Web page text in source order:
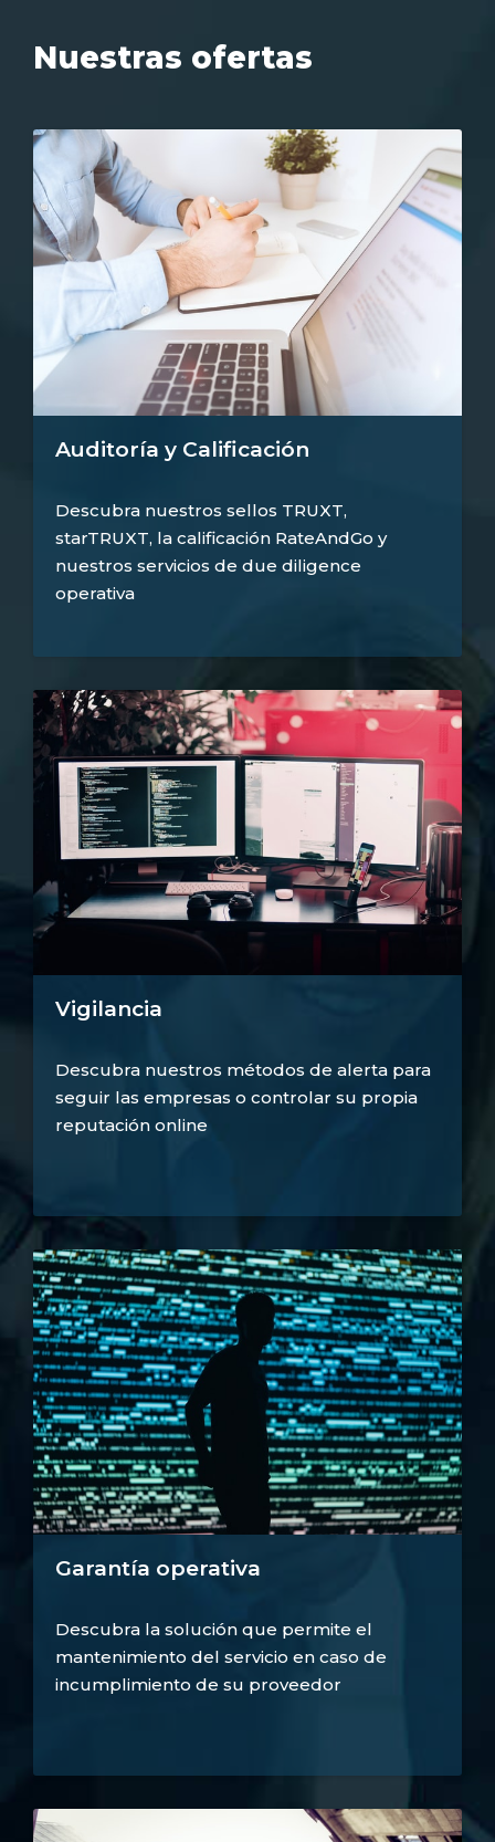
Nuestras ofertas
Auditoría y Calificación
Descubra nuestros sellos TRUXT,
starTRUXT, la calificación RateAndGo y
nuestros servicios de due diligence
operativa
Vigilancia
Descubra nuestros métodos de alerta para
seguir las empresas o controlar su propia
reputación online
Garantía operativa
Descubra la solución que permite el
mantenimiento del servicio en caso de
incumplimiento de su proveedor